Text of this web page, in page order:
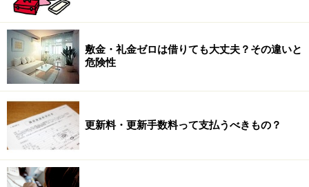
敷金・礼金ゼロは借りても大丈夫？その違いと
危険性
更新料・更新手数料って支払うべきもの？